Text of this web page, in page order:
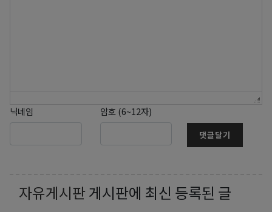
닉네임 암호 (6~12자)
댓글달기
자유게시판 게시판에 최신 등록된 글